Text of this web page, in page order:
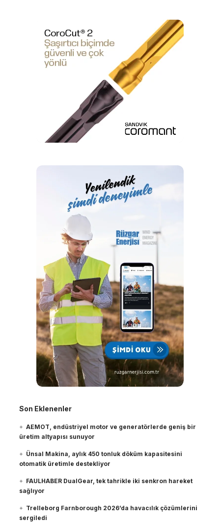
Son Eklenenler
AEMOT, endüstriyel motor ve generatörlerde geniş bir
üretim altyapısı sunuyor
Ünsal Makina, aylık 450 tonluk döküm kapasitesini
otomatik üretimle destekliyor
FAULHABER DualGear, tek tahrikle iki senkron hareket
sağlıyor
Trelleborg Farnborough 2026’da havacılık çözümlerini
sergiledi